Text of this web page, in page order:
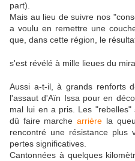
part).
Mais au lieu de suivre nos
a voulu en remettre une
que, dans cette région, le résultat
s'est révélé à mille lieues du
Aussi a-t-il, à grands renforts
l'assaut d'Aïn Issa pour en
mal lui en a pris. Les
dû faire marchearrière la
rencontré une résistance
pertes significatives.
Cantonnées à quelques